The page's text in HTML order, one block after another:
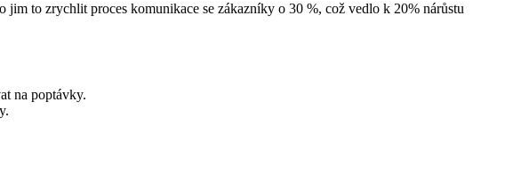
to zrychlit proces komunikace se zákazníky o 30 %, což vedlo k 20% nárůstu
na poptávky.